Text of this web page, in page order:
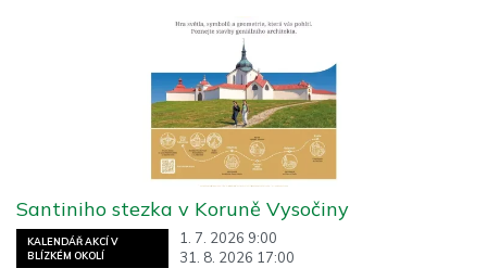
KALENDÁŘ AKCÍ V
BLÍZKÉM OKOLÍ
1. 7. 2026 9:00
31. 8. 2026 17:00
Santiniho stezka v Koruně Vysočiny